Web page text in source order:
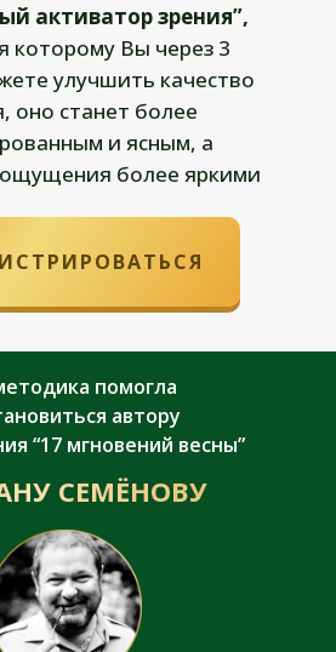
активатор зрения”,
которому Вы через 3
улучшить качество
оно станет более
и ясным, а
более яркими
помогла
автору
“17 мгновений весны”
СЕМЁНОВУ